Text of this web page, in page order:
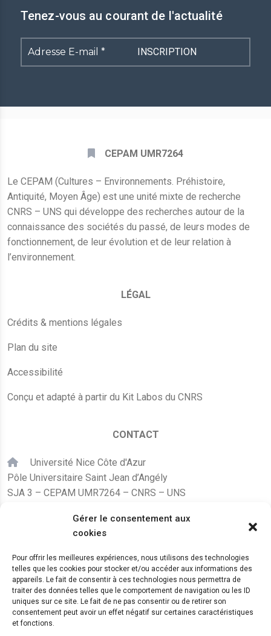
Gérer le consentement aux
cookies
Pour offrir les meilleures expériences, nous utilisons des technologies
telles que les cookies pour stocker et/ou accéder aux informations des
appareils. Le fait de consentir à ces technologies nous permettra de
traiter des données telles que le comportement de navigation ou les ID
uniques sur ce site. Le fait de ne pas consentir ou de retirer son
consentement peut avoir un effet négatif sur certaines caractéristiques
et fonctions.
Tenez-vous au courant de l'actualité
Adresse
E-
CEPAM UMR7264
Le CEPAM (Cultures – Environnements. Préhistoire,
Antiquité, Moyen Âge) est une unité mixte de recherche
CNRS – UNS qui développe des recherches autour de la
connaissance des sociétés du passé, de leurs modes de
fonctionnement, de leur évolution et de leur relation à
l’environnement.
LÉGAL
Crédits & mentions légales
Plan du site
Accessibilité
Conçu et adapté à partir du Kit Labos du CNRS
CONTACT
Université Nice Côte d'Azur
Pôle Universitaire Saint Jean d’Angély
SJA 3 – CEPAM UMR7264 – CNRS – UNS
+33 (0)4 89 15 24 08
LE CEPAM EST HÉBERGÉ PAR